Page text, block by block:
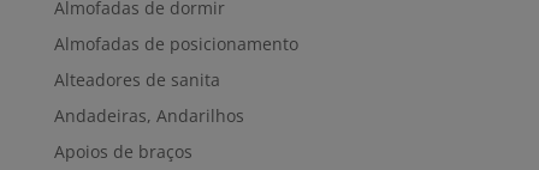
Almofadas de dormir
Almofadas de posicionamento
Alteadores de sanita
Andadeiras, Andarilhos
Apoios de braços